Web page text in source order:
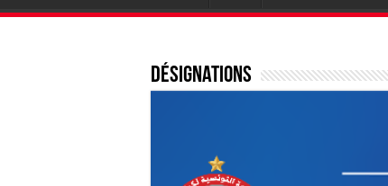
Désignations